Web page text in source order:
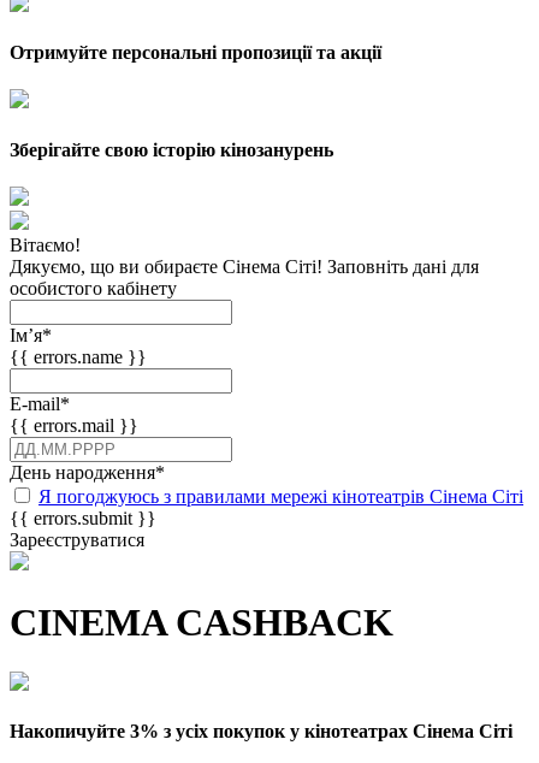
Отримуйте персональні пропозиції та акції
Зберігайте свою історію кінозанурень
Вітаємо!
Дякуємо, що ви обираєте Сінема Сіті! Заповніть дані для
особистого кабінету
Імʼя*
{{ errors.name }}
E-mail*
{{ errors.mail }}
День народження*
Я погоджуюсь з правилами мережі кінотеатрів Сінема Сіті
{{ errors.submit }}
Зареєструватися
CINEMA CASHBACK
Накопичуйте 3% з усіх покупок у кінотеатрах Сінема Сіті